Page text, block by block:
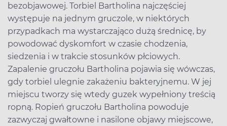
bezobjawowej. Torbiel Bartholina najczęściej
występuje na jednym gruczole, w niektórych
przypadkach ma wystarczająco dużą średnicę, by
powodować dyskomfort w czasie chodzenia,
siedzenia i w trakcie stosunków płciowych.
Zapalenie gruczołu Bartholina pojawia się wówczas,
gdy torbiel ulegnie zakażeniu bakteryjnemu. W jej
miejscu tworzy się wtedy guzek wypełniony treścią
ropną. Ropień gruczołu Bartholina powoduje
zazwyczaj gwałtowne i nasilone objawy miejscowe,